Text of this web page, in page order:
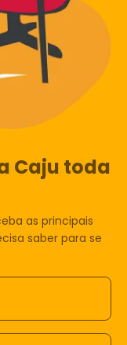
Caju toda
as principais
saber para se